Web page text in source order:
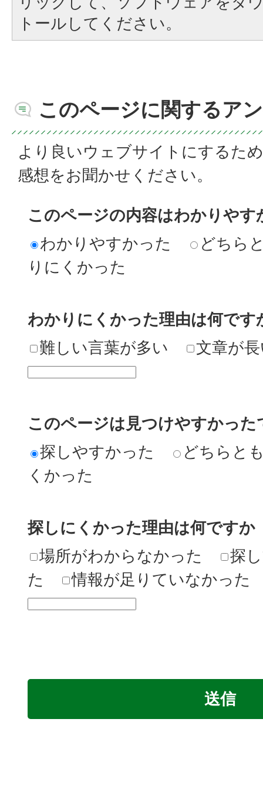
トールしてください。
このページに関するア
より良いウェブサイトにするた
感想をお聞かせください。
このページの内容はわかりやす
わかりやすかった
どちら
りにくかった
わかりにくかった理由は何です
難しい言葉が多い
文章が
このページは見つけやすかった
探しやすかった
どちらと
くかった
探しにくかった理由は何ですか
場所がわからなかった
探
た
情報が足りていなかった